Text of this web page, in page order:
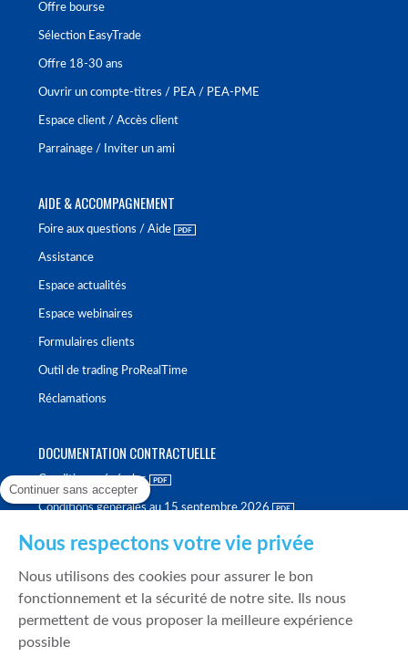
Offre bourse
Sélection EasyTrade
Offre 18-30 ans
Ouvrir un compte-titres / PEA / PEA-PME
Espace client / Accès client
Parrainage / Inviter un ami
AIDE & ACCOMPAGNEMENT
Foire aux questions / Aide
Assistance
Espace actualités
Espace webinaires
Formulaires clients
Outil de trading ProRealTime
Réclamations
DOCUMENTATION CONTRACTUELLE
Conditions générales
Conditions générales au 15 septembre 2026
Politique de meilleure sélection
Politique de durabilité
Fonds de garantie des dépôts et de résolution
Continuer sans accepter
Nous respectons votre vie privée
Nous utilisons des cookies pour assurer le bon
fonctionnement et la sécurité de notre site. Ils nous
permettent de vous proposer la meilleure expérience
possible